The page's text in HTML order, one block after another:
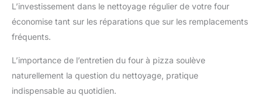
L’investissement dans le nettoyage régulier de votre four
économise tant sur les réparations que sur les remplacements
fréquents.
L’importance de l’entretien du four à pizza soulève
naturellement la question du nettoyage, pratique
indispensable au quotidien.